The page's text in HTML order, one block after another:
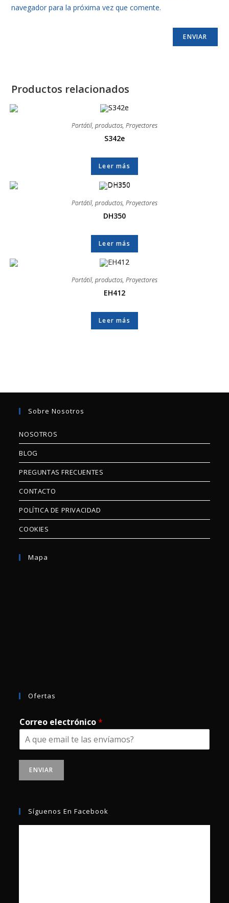
navegador para la próxima vez que comente.
Productos relacionados
Portátil, productos, Proyectores
S342e
Leer más
Portátil, productos, Proyectores
DH350
Leer más
Portátil, productos, Proyectores
EH412
Leer más
Sobre Nosotros
NOSOTROS
BLOG
PREGUNTAS FRECUENTES
CONTACTO
POLÍTICA DE PRIVACIDAD
COOKIES
Mapa
Ofertas
Correo electrónico*
ENVIAR
Síguenos En Facebook